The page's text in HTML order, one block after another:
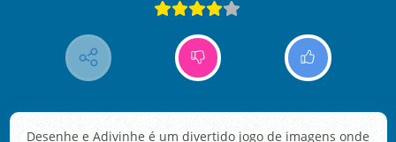
Desenhe e Adivinhe é um divertido jogo de imagens onde